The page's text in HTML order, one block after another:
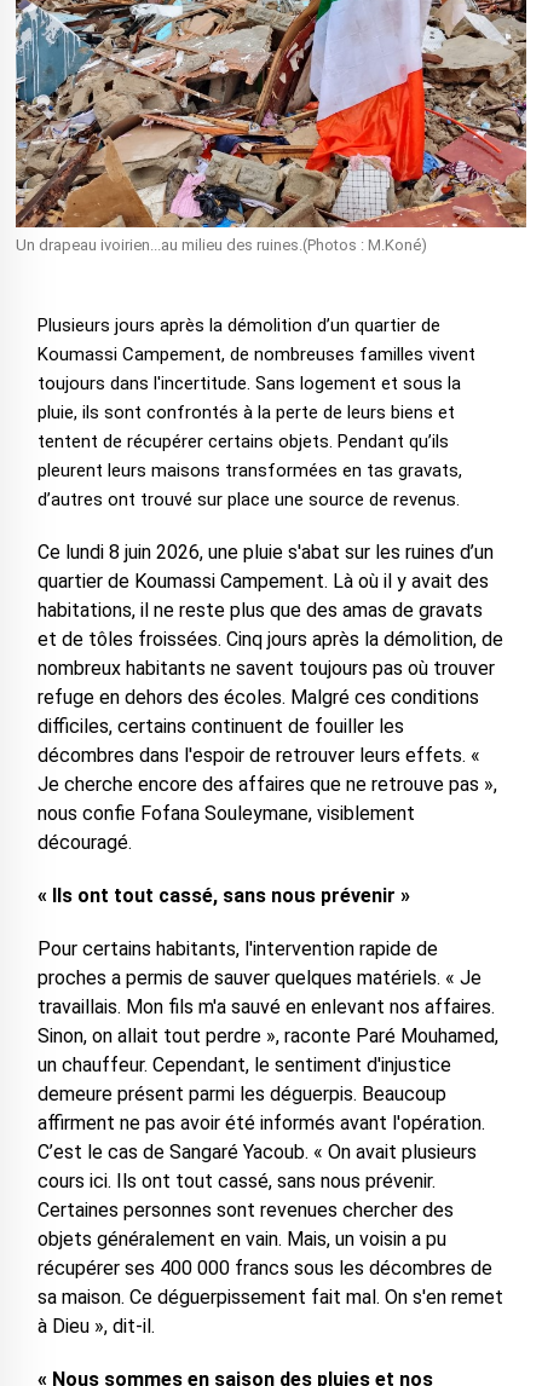
Un drapeau ivoirien...au milieu des ruines.(Photos : M.Koné)
Plusieurs jours après la démolition d’un quartier de
Koumassi Campement, de nombreuses familles vivent
toujours dans l'incertitude. Sans logement et sous la
pluie, ils sont confrontés à la perte de leurs biens et
tentent de récupérer certains objets. Pendant qu’ils
pleurent leurs maisons transformées en tas gravats,
d’autres ont trouvé sur place une source de revenus.
Ce lundi 8 juin 2026, une pluie s'abat sur les ruines d’un
quartier de Koumassi Campement. Là où il y avait des
habitations, il ne reste plus que des amas de gravats
et de tôles froissées. Cinq jours après la démolition, de
nombreux habitants ne savent toujours pas où trouver
refuge en dehors des écoles. Malgré ces conditions
difficiles, certains continuent de fouiller les
décombres dans l'espoir de retrouver leurs effets. «
Je cherche encore des affaires que ne retrouve pas »,
nous confie Fofana Souleymane, visiblement
découragé.
« Ils ont tout cassé, sans nous prévenir »
Pour certains habitants, l'intervention rapide de
proches a permis de sauver quelques matériels. « Je
travaillais. Mon fils m'a sauvé en enlevant nos affaires.
Sinon, on allait tout perdre », raconte Paré Mouhamed,
un chauffeur. Cependant, le sentiment d'injustice
demeure présent parmi les déguerpis. Beaucoup
affirment ne pas avoir été informés avant l'opération.
C’est le cas de Sangaré Yacoub. « On avait plusieurs
cours ici. Ils ont tout cassé, sans nous prévenir.
Certaines personnes sont revenues chercher des
objets généralement en vain. Mais, un voisin a pu
récupérer ses 400 000 francs sous les décombres de
sa maison. Ce déguerpissement fait mal. On s'en remet
à Dieu », dit-il.
« Nous sommes en saison des pluies et nos